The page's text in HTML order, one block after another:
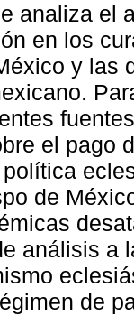
analiza el
en los
y las
el pago
de
análisis a
de